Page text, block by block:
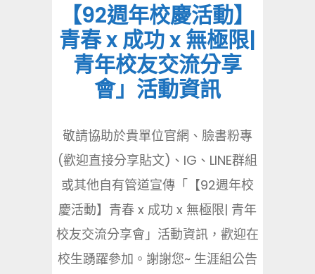
【92週年校慶活動】
青春 x 成功 x 無極限|
青年校友交流分享
會」活動資訊
敬請協助於貴單位官網、臉書粉專
(歡迎直接分享貼文)、IG、LINE群組
或其他自有管道宣傳「【92週年校
慶活動】青春 x 成功 x 無極限| 青年
校友交流分享會」活動資訊，歡迎在
校生踴躍參加。謝謝您~ 生涯組公告